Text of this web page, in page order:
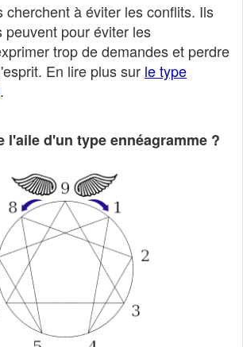
cherchent à éviter les conflits. Ils
peuvent pour éviter les
trop de demandes et perdre
En lire plus sur le type
.
l'aile d'un type ennéagramme ?